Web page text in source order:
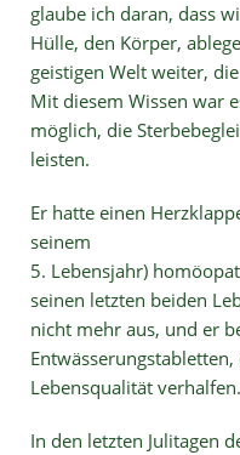
glaube ich daran, dass
Hülle, den Körper,
geistigen Welt weiter,
Mit diesem Wissen war
möglich, die
leisten.
Er hatte einen
seinem
5. Lebensjahr)
seinen letzten beiden
nicht mehr aus, und er
Lebensqualität verhalfen.
In den letzten Julitagen